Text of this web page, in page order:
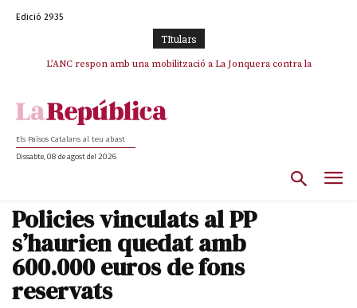
Edició 2935
TItulars
L’ANC respon amb una mobilització a La Jonquera contra la
SOS Costa Brava es planta contra la “nefasta” prolongació de la C-32 i
Els Països Catalans al teu abast
Dissabte, 08 de agost del 2026
Policies vinculats al PP
s’haurien quedat amb
600.000 euros de fons
reservats